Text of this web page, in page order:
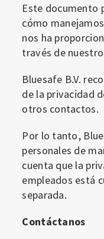
Este documento
cómo
nos ha
través de
Bluesafe B.V.
de la privacidad
otros contactos.
Por lo tanto,
personales de
cuenta que la
empleados está
separada.
Contáctanos